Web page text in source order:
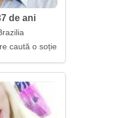
de ani
caută o soție